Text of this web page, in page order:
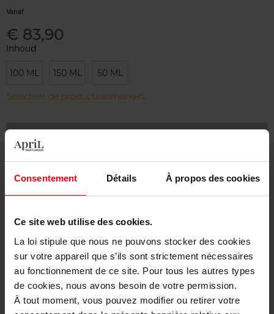
Consentement Détails À propos des cookies
Ce site web utilise des cookies.
La loi stipule que nous ne pouvons stocker des cookies
sur votre appareil que s’ils sont strictement nécessaires
au fonctionnement de ce site. Pour tous les autres types
de cookies, nous avons besoin de votre permission.
À tout moment, vous pouvez modifier ou retirer votre
Vanaf
€ 83,90
Inhoud
100 ML 150 ML 50 ML
Selecteer de productkenmerken.
Gratis levering bij aankoop van min. 55€
Beschrijving